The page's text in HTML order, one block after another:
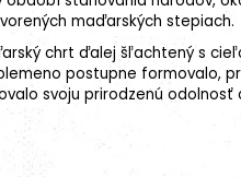
maďarských stepiach.
chrt ďalej šľachtený s
postupne formovalo,
svoju prirodzenú